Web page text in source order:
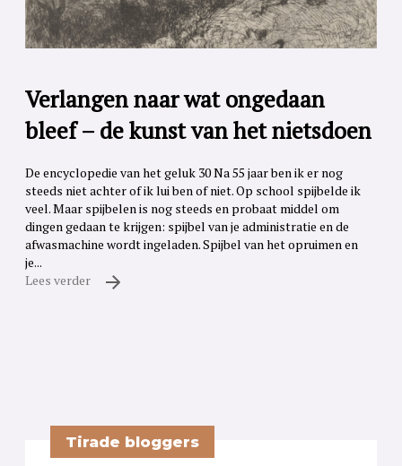
Verlangen naar wat ongedaan
bleef – de kunst van het nietsdoen
De encyclopedie van het geluk 30 Na 55 jaar ben ik er nog
steeds niet achter of ik lui ben of niet. Op school spijbelde ik
veel. Maar spijbelen is nog steeds en probaat middel om
dingen gedaan te krijgen: spijbel van je administratie en de
afwasmachine wordt ingeladen. Spijbel van het opruimen en
je...
Lees verder
Tirade bloggers